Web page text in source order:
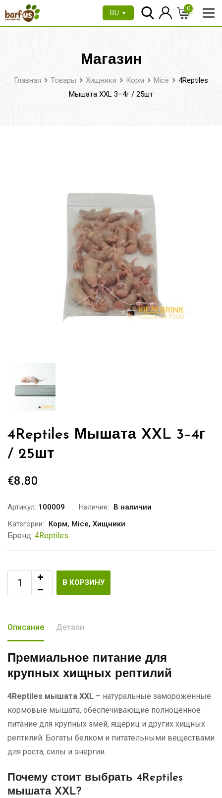
Перейти
RU ▼
0
Магазин
Главная Товары Хищники Корм Mice
4Reptiles
Мышата XXL 3–4г / 25шт
4Reptiles Мышата XXL 3–4г
/ 25шт
€8.80
Артикул: 100009 Наличие:
В наличии
Категории:
Корм, Mice, Хищники
Бренд: 4Reptiles
В КОРЗИНУ
Описание Детали
Премиальное питание для
крупных хищных рептилий
4Reptiles мышата XXL – натуральные замороженные
кормовые мышата, обеспечивающие полноценное
питание для крупных змей, ящериц и других хищных
рептилий. Богаты белком и питательными веществами
для роста, силы и энергии.
Почему стоит выбрать 4Reptiles
мышата XXL?